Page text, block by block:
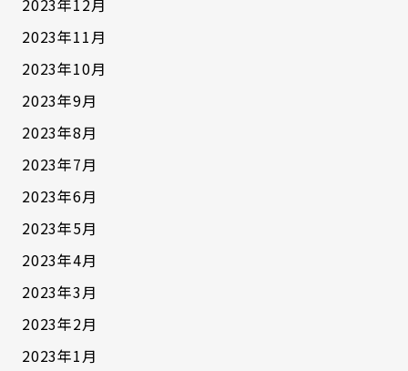
2023年11月
2023年10月
2023年9月
2023年8月
2023年7月
2023年6月
2023年5月
2023年4月
2023年3月
2023年2月
2023年1月